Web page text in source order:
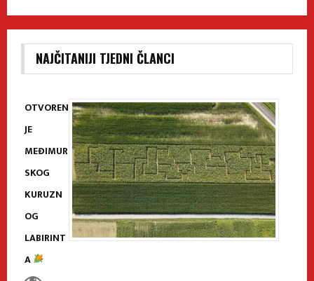
NAJČITANIJI TJEDNI ČLANCI
OTVOREN
JE
MEĐIMUR
SKOG
KURUZN
OG
LABIRINT
A